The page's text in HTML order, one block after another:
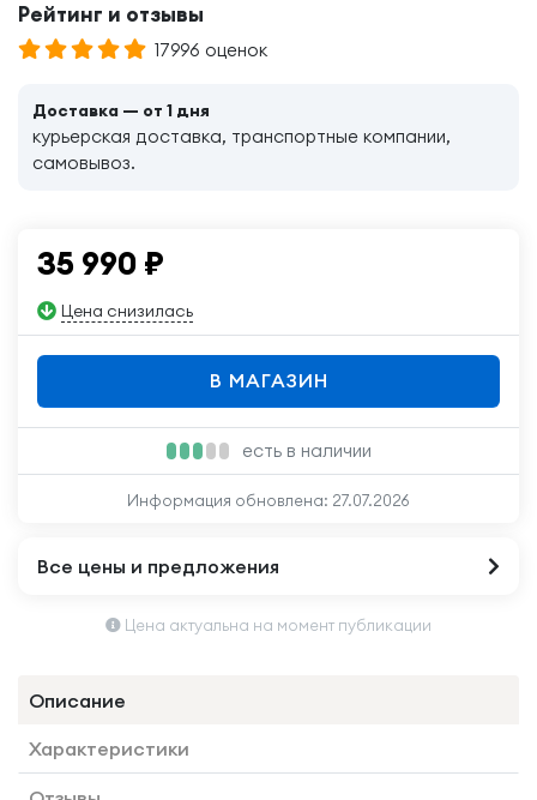
Рейтинг и отзывы
17996 оценок
Доставка — от 1 дня
курьерская доставка, транспортные компании,
самовывоз.
35 990 ₽
Цена снизилась
В МАГАЗИН
есть в наличии
Информация обновлена: 27.07.2026
Все цены и предложения
Цена актуальна на момент публикации
Описание
Характеристики